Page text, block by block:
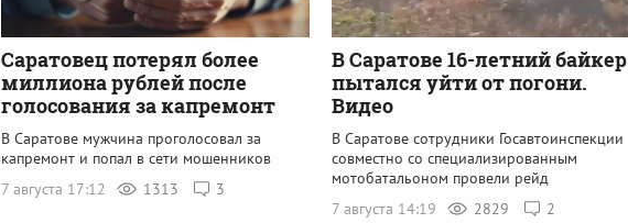
Саратовец потерял более
миллиона рублей после
голосования за капремонт
В Саратове мужчина проголосовал за
капремонт и попал в сети мошенников
7 августа 17:12
1313 3
В Саратове 16-летний байкер
пытался уйти от погони.
Видео
В Саратове сотрудники Госавтоинспекции
совместно со специализированным
мотобатальоном провели рейд
7 августа 14:19
2829 2